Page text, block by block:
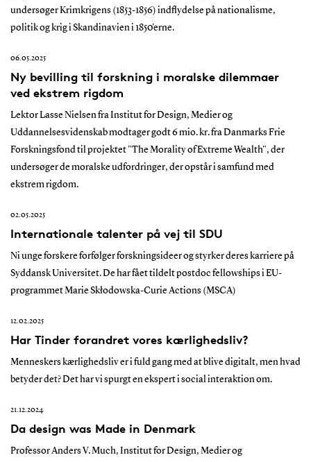
undersøger Krimkrigens (1853-1856) indflydelse på nationalisme,
politik og krig i Skandinavien i 1850'erne.
06.05.2025
Ny bevilling til forskning i moralske dilemmaer
ved ekstrem rigdom
Lektor Lasse Nielsen fra Institut for Design, Medier og
Uddannelsesvidenskab modtager godt 6 mio. kr. fra Danmarks Frie
Forskningsfond til projektet "The Morality of Extreme Wealth", der
undersøger de moralske udfordringer, der opstår i samfund med
ekstrem rigdom.
02.05.2025
Internationale talenter på vej til SDU
Ni unge forskere forfølger forskningsideer og styrker deres karriere på
Syddansk Universitet. De har fået tildelt postdoc fellowships i EU-
programmet Marie Skłodowska-Curie Actions (MSCA)
12.02.2025
Har Tinder forandret vores kærlighedsliv?
Menneskers kærlighedsliv er i fuld gang med at blive digitalt, men hvad
betyder det? Det har vi spurgt en ekspert i social interaktion om.
21.12.2024
Da design was Made in Denmark
Professor Anders V. Much, Institut for Design, Medier og